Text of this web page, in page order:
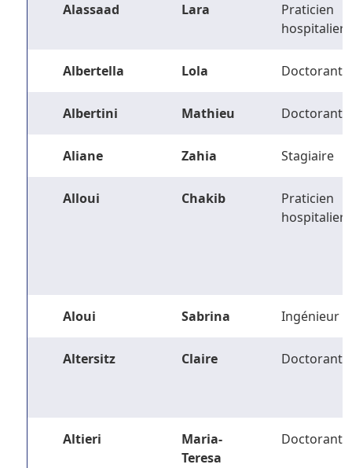
Alassaad Lara
Praticien
hospitalier
Albertella Lola Doctorant
Albertini Mathieu Doctorant
Aliane Zahia Stagiaire
Alloui Chakib
Praticien
hospitalier
Aloui Sabrina Ingénieur
Altersitz Claire Doctorant
Altieri
Maria-
Teresa
Doctorant